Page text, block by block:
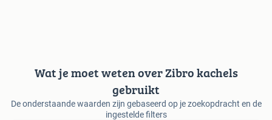
Wat je moet weten over Zibro kachels
gebruikt
De onderstaande waarden zijn gebaseerd op je zoekopdracht en de
ingestelde filters